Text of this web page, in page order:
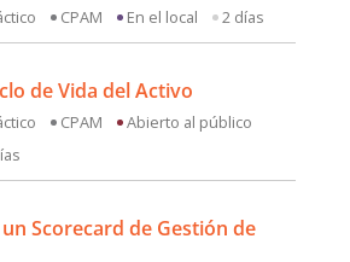
CPAM En el local 2 días
de Vida del Activo
CPAM
Abierto al público
Scorecard de Gestión de